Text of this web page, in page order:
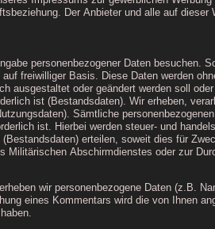
Der Anbieter und alle auf
personenbezogener Daten besuchen.
freiwilliger Basis. Diese Daten werden
ausgestaltet oder geändert werden soll
ist (Bestandsdaten). Wir erheben,
Sämtliche
ist. Hierbei werden steuer- und
erteilen, soweit dies für
Militärischen Abschirmdienstes oder zur
wir personenbezogene Daten (z.B.
eines Kommentars wird die von Ihnen